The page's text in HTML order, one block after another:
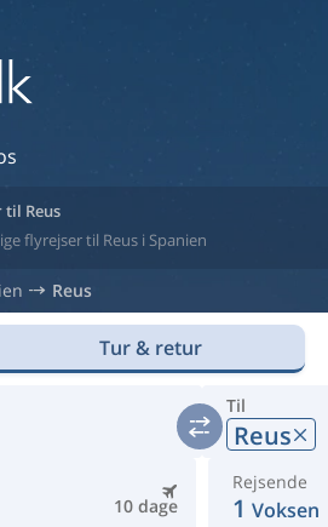
Reus
flyrejser til Reus i Spanien
Reus
Tur & retur
Til
Reus
10 dage
Rejsende
1 Voksen